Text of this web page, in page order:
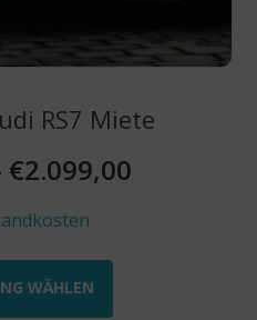
RS7 Miete
€2.099,00
WÄHLEN